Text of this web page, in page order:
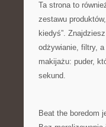
Ta strona to
zestawu
kiedyś”.
odżywianie, filtry,
makijażu: puder,
sekund.
Beat the boredom